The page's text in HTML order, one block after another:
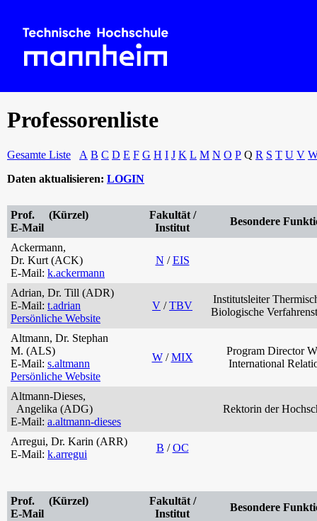
Professorenliste
Gesamte Liste A B C D E F G H I J K L M N O P Q R S T U V
Daten aktualisieren: LOGIN
Prof. (Kürzel)
E-Mail
Fakultät /
Institut
Besondere
Ackermann,
Dr. Kurt (ACK)
E-Mail: k.ackermann
N /EIS
Adrian, Dr. Till (ADR)
E-Mail: t.adrian
Persönliche Website
V /TBV
Institutsleiter
Biologische
Altmann, Dr. Stephan
M. (ALS)
E-Mail: s.altmann
Persönliche Website
W/MIX
Program Director
International
Altmann-Dieses,
Angelika (ADG)
E-Mail: a.altmann-dieses
Rektorin der
Arregui, Dr. Karin (ARR)
E-Mail: k.arregui
B /OC
Prof. (Kürzel)
E-Mail
Fakultät /
Institut
Besondere